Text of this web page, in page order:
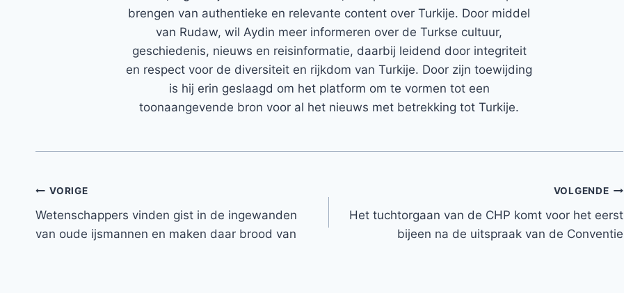
brengen van authentieke en relevante content over Turkije. Door middel
van Rudaw, wil Aydin meer informeren over de Turkse cultuur,
geschiedenis, nieuws en reisinformatie, daarbij leidend door integriteit
en respect voor de diversiteit en rijkdom van Turkije. Door zijn toewijding
is hij erin geslaagd om het platform om te vormen tot een
toonaangevende bron voor al het nieuws met betrekking tot Turkije.
Bericht
navigatie
VORIGE
Wetenschappers vinden gist in de ingewanden
van oude ijsmannen en maken daar brood van
VOLGENDE
Het tuchtorgaan van de CHP komt voor het eerst
bijeen na de uitspraak van de Conventie